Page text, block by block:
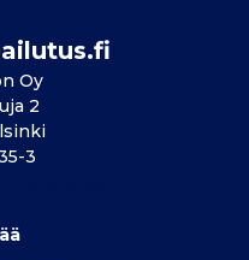
Oy
2
3